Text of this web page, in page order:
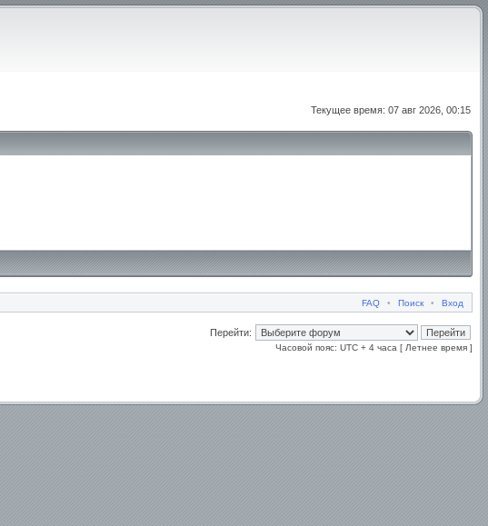
Текущее время: 07 авг 2026, 00:15
FAQ • Поиск • Вход
Перейти:
Часовой пояс: UTC + 4 часа [ Летнее время ]